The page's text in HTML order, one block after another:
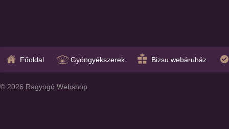
Főoldal Gyöngyékszerek Bizsu webáruház
© 2026 Ragyogó Webshop